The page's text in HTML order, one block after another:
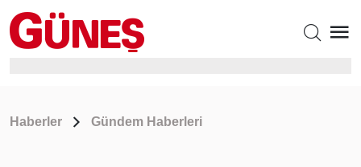
Haberler Gündem Haberleri